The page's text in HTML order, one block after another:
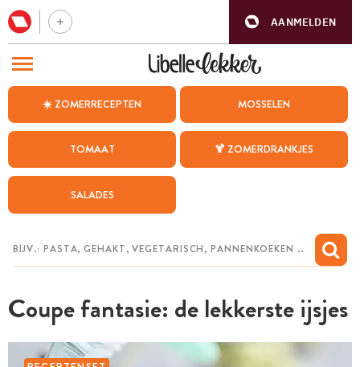
AANMELDEN
☀️ ZOMERRECEPTEN MOSSELEN
TOMAAT 🍹 ZOMERDRANKJES
SALADES
Coupe fantasie: de lekkerste ijsjes
BEZOEK ONZE ANDERE WEBSITES
WEEKMENU
CHAT MET MAIA
MIJN BEWAARDE RECEPTEN